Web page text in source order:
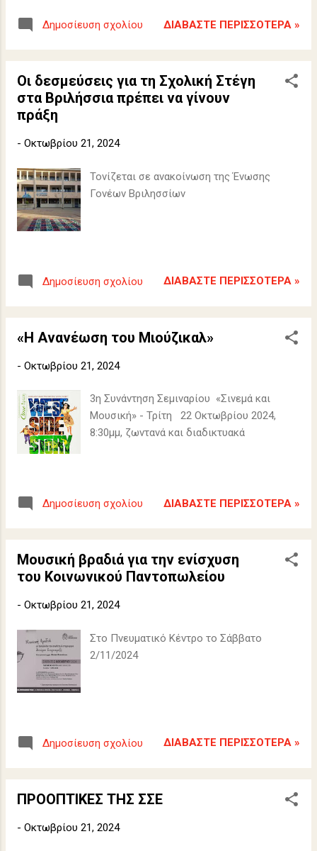
Δημοσίευση σχολίου ΔΙΑΒΆΣΤΕ ΠΕΡΙΣΣΌΤΕΡΑ »
Οι δεσμεύσεις για τη Σχολική Στέγη
στα Βριλήσσια πρέπει να γίνουν
πράξη
- Οκτωβρίου 21, 2024
Τονίζεται σε ανακοίνωση της Ένωσης
Γονέων Βριλησσίων
Δημοσίευση σχολίου ΔΙΑΒΆΣΤΕ ΠΕΡΙΣΣΌΤΕΡΑ »
«H Ανανέωση του Μιούζικαλ»
- Οκτωβρίου 21, 2024
3η Συνάντηση Σεμιναρίου «Σινεμά και
Μουσική» - Τρίτη 22 Οκτωβρίου 2024,
8:30μμ, ζωντανά και διαδικτυακά
Δημοσίευση σχολίου ΔΙΑΒΆΣΤΕ ΠΕΡΙΣΣΌΤΕΡΑ »
Μουσική βραδιά για την ενίσχυση
του Κοινωνικού Παντοπωλείου
- Οκτωβρίου 21, 2024
Στο Πνευματικό Κέντρο το Σάββατο
2/11/2024
Δημοσίευση σχολίου ΔΙΑΒΆΣΤΕ ΠΕΡΙΣΣΌΤΕΡΑ »
ΠΡΟΟΠΤΙΚΕΣ ΤΗΣ ΣΣΕ
- Οκτωβρίου 21, 2024